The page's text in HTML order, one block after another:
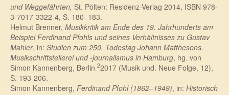
und Weggefährten, St. Pölten: Residenz-Verlag 2014, ISBN 978-
3-7017-3322-4, S. 180–183.
Helmut Brenner, Musikkritik am Ende des 19. Jahrhunderts am
Beispiel Ferdinand Pfohls und seines Verhältnisses zu Gustav
Mahler, in: Studien zum 250. Todestag Johann Matthesons.
Musikschriftstellerei und -journalismus in Hamburg, hg. von
Simon Kannenberg, Berlin 22017 (Musik und. Neue Folge, 12),
S. 193-206.
Simon Kannenberg, Ferdinand Pfohl (1862–1949), in: Historisch